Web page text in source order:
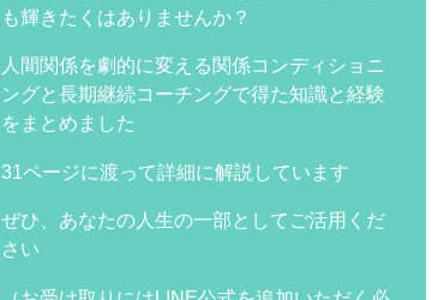
も輝きたくはありませんか？
人間関係を劇的に変える関係コンディショニ
ングと長期継続コーチングで得た知識と経験
をまとめました
31ページに渡って詳細に解説しています
ぜひ、あなたの人生の一部としてご活用くだ
さい